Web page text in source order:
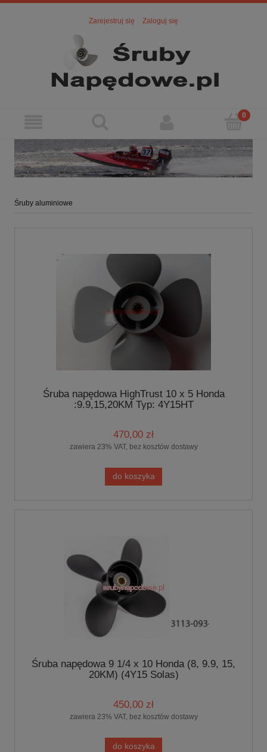
Zarejestruj się Zaloguj się
Śruby aluminiowe
Śruba napędowa HighTrust 10 x 5 Honda
:9.9,15,20KM Typ: 4Y15HT
470,00 zł
zawiera 23% VAT, bez kosztów dostawy
do koszyka
Śruba napędowa 9 1/4 x 10 Honda (8, 9.9, 15,
20KM) (4Y15 Solas)
450,00 zł
zawiera 23% VAT, bez kosztów dostawy
do koszyka